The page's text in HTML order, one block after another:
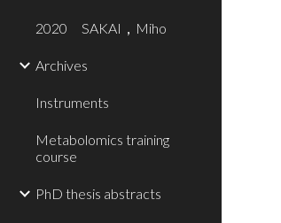
2020 SAKAI，Miho
Archives
Instruments
Metabolomics training
course
PhD thesis abstracts